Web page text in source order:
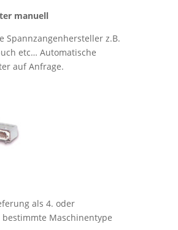
manuell
Spannzangenhersteller z.B.
etc… Automatische
auf Anfrage.
als 4. oder
bestimmte Maschinentype